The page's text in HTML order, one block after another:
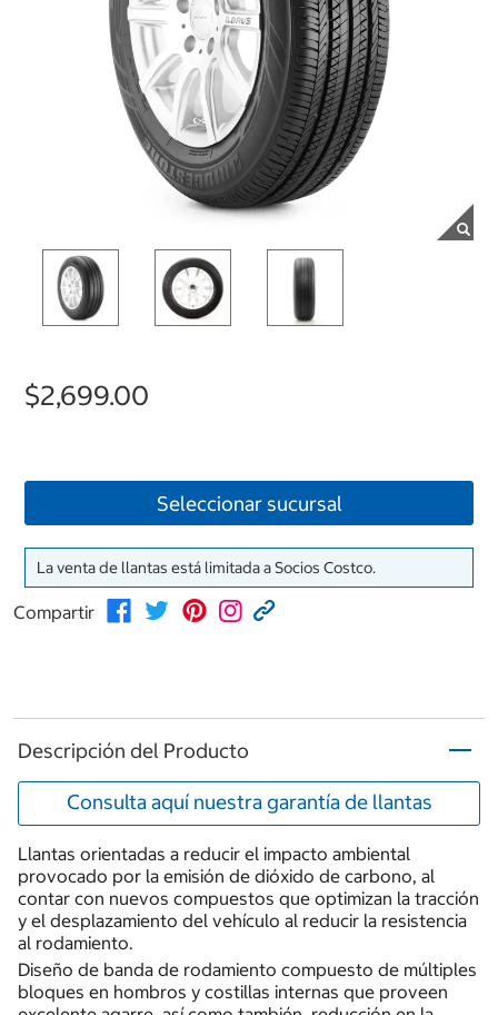
$2,699.00
Seleccionar sucursal
La venta de llantas está limitada a Socios Costco.
Compartir
Descripción del Producto
Consulta aquí nuestra garantía de llantas
Llantas orientadas a reducir el impacto ambiental
provocado por la emisión de dióxido de carbono, al
contar con nuevos compuestos que optimizan la tracción
y el desplazamiento del vehículo al reducir la resistencia
al rodamiento.
Diseño de banda de rodamiento compuesto de múltiples
bloques en hombros y costillas internas que proveen